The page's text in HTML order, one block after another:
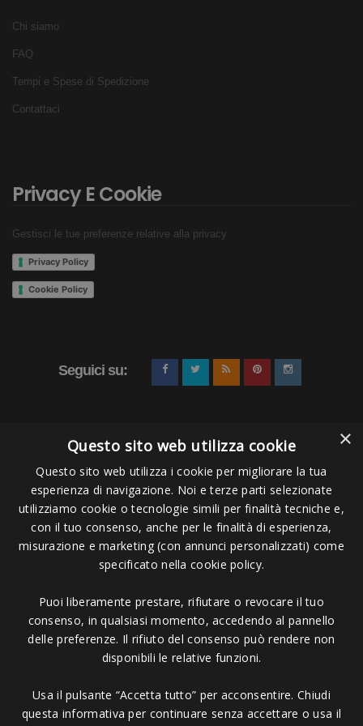
Chi siamo
FAQ
Tempi e Spese di Spedizione
Contattaci
Privacy E Cookie
Gestisci le tue preferenze relative alla privacy
Privacy Policy
Cookie Policy
Seguici su:
Pagamenti Accettati
Copyright © 2006 - 2023 - Icarus Project sas
Massa MS - Tel 0585026137 - P.IVA 01151030457 - REA MS 117168
×
Questo sito web utilizza cookie
Questo sito web utilizza i cookie per migliorare la tua
esperienza di navigazione. Noi e terze parti selezionate
utilizziamo cookie o tecnologie simili per finalità tecniche e,
con il tuo consenso, anche per le finalità di esperienza,
misurazione e marketing (con annunci personalizzati) come
specificato nella cookie policy.
Puoi liberamente prestare, rifiutare o revocare il tuo
consenso, in qualsiasi momento, accedendo al pannello
delle preferenze. Il rifiuto del consenso può rendere non
disponibili le relative funzioni.
Usa il pulsante “Accetta tutto” per acconsentire. Chiudi
questa informativa per continuare senza accettare o usa il